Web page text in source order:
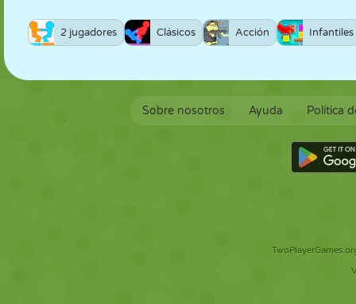
2 jugadores Clásicos Acción Infantiles
Sobre nosotros Ayuda Política